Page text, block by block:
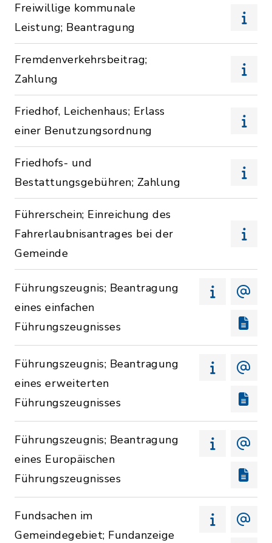
Freiwillige kommunale
Leistung; Beantragung
Fremdenverkehrsbeitrag;
Zahlung
Friedhof, Leichenhaus; Erlass
einer Benutzungsordnung
Friedhofs- und
Bestattungsgebühren; Zahlung
Führerschein; Einreichung des
Fahrerlaubnisantrages bei der
Gemeinde
Führungszeugnis; Beantragung
eines einfachen
Führungszeugnisses
Führungszeugnis; Beantragung
eines erweiterten
Führungszeugnisses
Führungszeugnis; Beantragung
eines Europäischen
Führungszeugnisses
Fundsachen im
Gemeindegebiet; Fundanzeige